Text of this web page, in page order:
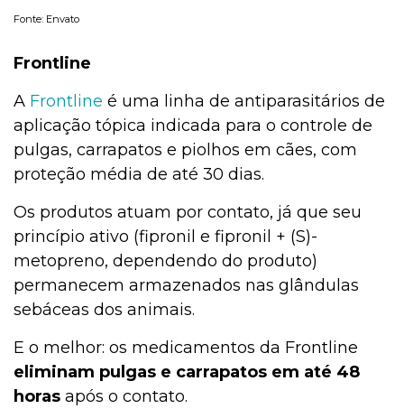
Fonte: Envato
Frontline
A Frontline é uma linha de antiparasitários de
aplicação tópica indicada para o controle de
pulgas, carrapatos e piolhos em cães, com
proteção média de até 30 dias.
Os produtos atuam por contato, já que seu
princípio ativo (fipronil e fipronil + (S)-
metopreno, dependendo do produto)
permanecem armazenados nas glândulas
sebáceas dos animais.
E o melhor: os medicamentos da Frontline
eliminam pulgas e carrapatos em até 48
horas após o contato.